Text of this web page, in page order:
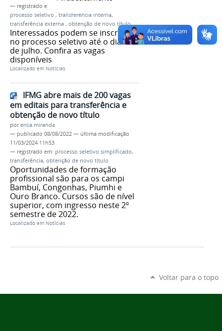
— registrado em:
processo seletivo , transferência interna,
transferência externa , obtenção de novo título
Interessados podem se inscrever
no processo seletivo até o dia 23
de julho. Confira as vagas
disponíveis
Localizado em Notícias
IFMG abre mais de 200 vagas
em editais para transferência e
obtenção de novo título
porerica.miranda
— publicado 08/08/2022 — última modificação
11/03/2024 11h53
— registrado em: processo seletivo simplificado,
transferência, obtenção de novo título
Oportunidades de formação
profissional são para os campi
Bambuí, Congonhas, Piumhi e
Ouro Branco. Cursos são de nível
superior, com ingresso neste 2º
semestre de 2022.
Localizado em Notícias
Voltar para o topo